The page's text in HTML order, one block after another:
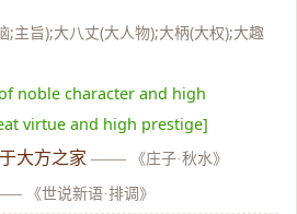
;主旨);大八丈(大人物);大柄(大权);大趣
noble character and high
virtue and high prestige]
大方之家 —— 《庄子·秋水》
《世说新语·排调》